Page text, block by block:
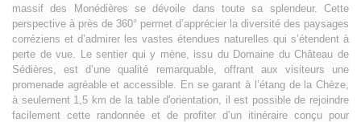
massif des Monédières se dévoile dans toute sa splendeur. Cette
perspective à près de 360° permet d’apprécier la diversité des paysages
corréziens et d’admirer les vastes étendues naturelles qui s’étendent à
perte de vue. Le sentier qui y mène, issu du Domaine du Château de
Sédières, est d’une qualité remarquable, offrant aux visiteurs une
promenade agréable et accessible. En se garant à l’étang de la Chèze,
à seulement 1,5 km de la table d'orientation, il est possible de rejoindre
facilement cette randonnée et de profiter d’un itinéraire conçu pour